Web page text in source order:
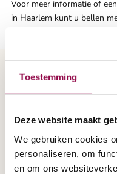
Toestemming
Deze website maakt
We gebruiken cookies
personaliseren, om
en om ons
Voor meer informatie of
in Haarlem kunt u bellen
brochure
Een